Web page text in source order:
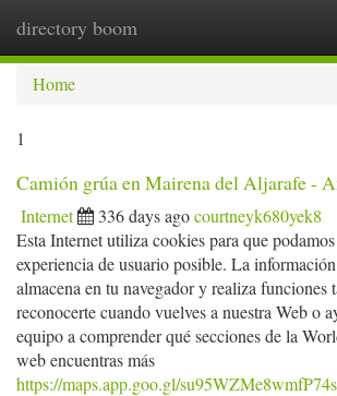
directory boom
Home
1
Camión grúa en Mairena del Aljarafe -
Internet 336 days agocourtneyk680yek8
Esta Internet utiliza cookies para que
experiencia de usuario posible. La
almacena en tu navegador y realiza funciones
reconocerte cuando vuelves a nuestra Web o
equipo a comprender qué secciones de la
web encuentras más
https://maps.app.goo.gl/